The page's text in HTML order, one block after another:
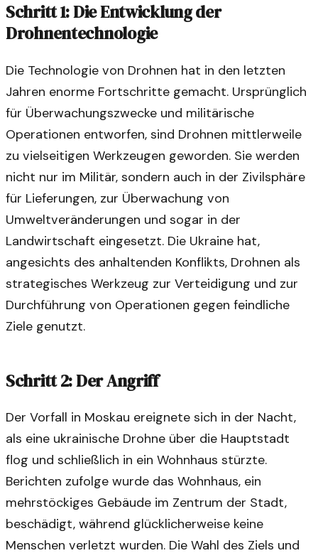
Schritt 1: Die Entwicklung der
Drohnentechnologie
Die Technologie von Drohnen hat in den letzten
Jahren enorme Fortschritte gemacht. Ursprünglich
für Überwachungszwecke und militärische
Operationen entworfen, sind Drohnen mittlerweile
zu vielseitigen Werkzeugen geworden. Sie werden
nicht nur im Militär, sondern auch in der Zivilsphäre
für Lieferungen, zur Überwachung von
Umweltveränderungen und sogar in der
Landwirtschaft eingesetzt. Die Ukraine hat,
angesichts des anhaltenden Konflikts, Drohnen als
strategisches Werkzeug zur Verteidigung und zur
Durchführung von Operationen gegen feindliche
Ziele genutzt.
Schritt 2: Der Angriff
Der Vorfall in Moskau ereignete sich in der Nacht,
als eine ukrainische Drohne über die Hauptstadt
flog und schließlich in ein Wohnhaus stürzte.
Berichten zufolge wurde das Wohnhaus, ein
mehrstöckiges Gebäude im Zentrum der Stadt,
beschädigt, während glücklicherweise keine
Menschen verletzt wurden. Die Wahl des Ziels und